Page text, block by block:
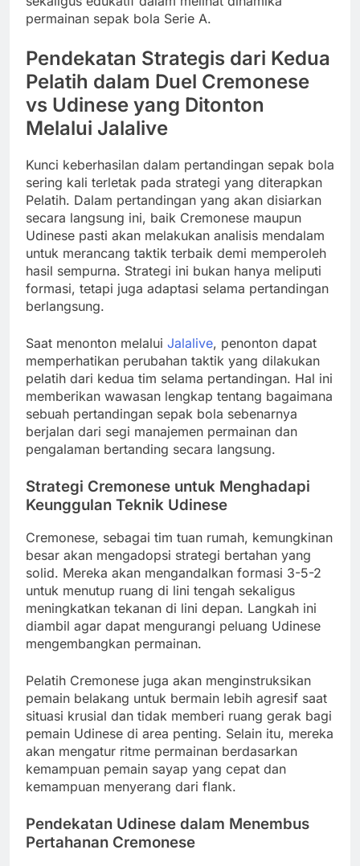
permainan sepak bola Serie A.
Pendekatan Strategis dari Kedua
Pelatih dalam Duel Cremonese
vs Udinese yang Ditonton
Melalui Jalalive
Kunci keberhasilan dalam pertandingan sepak bola
sering kali terletak pada strategi yang diterapkan
Pelatih. Dalam pertandingan yang akan disiarkan
secara langsung ini, baik Cremonese maupun
Udinese pasti akan melakukan analisis mendalam
untuk merancang taktik terbaik demi memperoleh
hasil sempurna. Strategi ini bukan hanya meliputi
formasi, tetapi juga adaptasi selama pertandingan
berlangsung.
Saat menonton melalui Jalalive, penonton dapat
memperhatikan perubahan taktik yang dilakukan
pelatih dari kedua tim selama pertandingan. Hal ini
memberikan wawasan lengkap tentang bagaimana
sebuah pertandingan sepak bola sebenarnya
berjalan dari segi manajemen permainan dan
pengalaman bertanding secara langsung.
Strategi Cremonese untuk Menghadapi
Keunggulan Teknik Udinese
Cremonese, sebagai tim tuan rumah, kemungkinan
besar akan mengadopsi strategi bertahan yang
solid. Mereka akan mengandalkan formasi 3-5-2
untuk menutup ruang di lini tengah sekaligus
meningkatkan tekanan di lini depan. Langkah ini
diambil agar dapat mengurangi peluang Udinese
mengembangkan permainan.
Pelatih Cremonese juga akan menginstruksikan
pemain belakang untuk bermain lebih agresif saat
situasi krusial dan tidak memberi ruang gerak bagi
pemain Udinese di area penting. Selain itu, mereka
akan mengatur ritme permainan berdasarkan
kemampuan pemain sayap yang cepat dan
kemampuan menyerang dari flank.
Pendekatan Udinese dalam Menembus
Pertahanan Cremonese